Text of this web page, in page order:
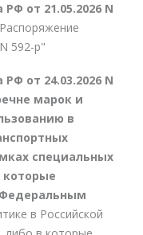
от 21.05.2026 N
592-р"
от 24.03.2026 N
марок и
в
специальных
которые
в Российской